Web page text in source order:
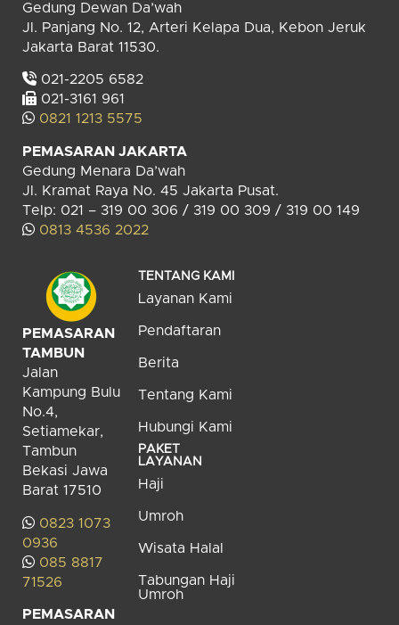
Gedung Dewan Da’wah
Jl. Panjang No. 12, Arteri Kelapa Dua, Kebon Jeruk
Jakarta Barat 11530.
021-2205 6582
021-3161 961
0821 1213 5575
PEMASARAN JAKARTA
Gedung Menara Da’wah
Jl. Kramat Raya No. 45 Jakarta Pusat.
Telp: 021 – 319 00 306 / 319 00 309 / 319 00 149
0813 4536 2022
PEMASARAN
TAMBUN
Jalan
Kampung Bulu
No.4,
Setiamekar,
Tambun
Bekasi Jawa
Barat 17510
0823 1073
0936
085 8817
71526
PEMASARAN
TENTANG KAMI
Layanan Kami
Pendaftaran
Berita
Tentang Kami
Hubungi Kami
PAKET
LAYANAN
Haji
Umroh
Wisata Halal
Tabungan Haji
Umroh